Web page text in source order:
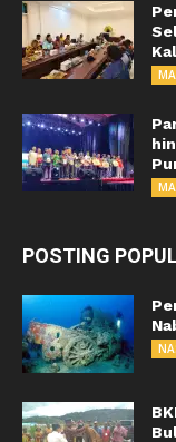
POSTING